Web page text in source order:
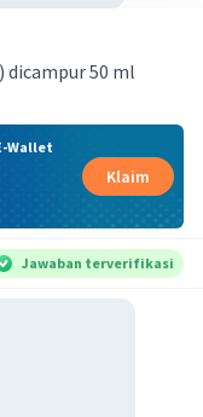
dicampur 50 ml
Wallet
Klaim
Jawaban terverifikasi